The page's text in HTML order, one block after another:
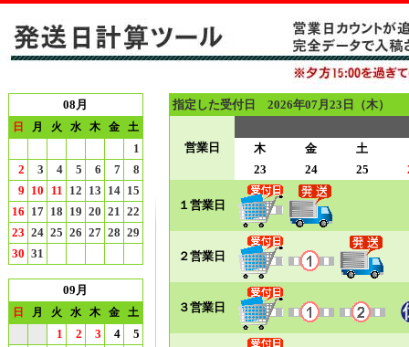
08月
日 月 火 水 木 金 土
1
2
3 4 5 6 7
8
9 10 11 12 13 14 15
16 17 18 19 20 21 22
23 24 25 26 27 28 29
30 31
09月
日 月 火 水 木 金 土
1 2 3 4
5
指定した受付日 2026年07月23日（木）
営業日 木 金 土
23
24 25
１営業日
２営業日
３営業日